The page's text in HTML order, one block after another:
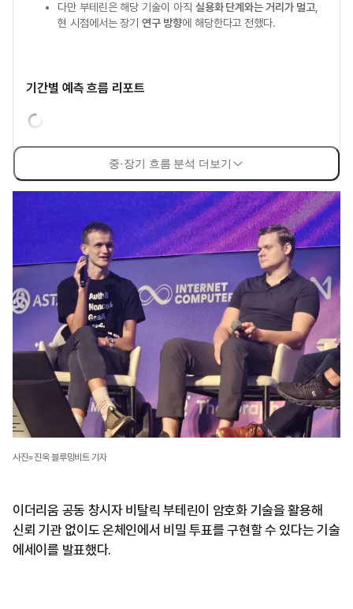
다만 부테린은 해당 기술이 아직 실용화 단계와는 거리가 멀고,
현 시점에서는 장기연구 방향에 해당한다고 전했다.
기간별 예측 흐름 리포트
중·장기 흐름 분석 더보기
사진=진욱 블루밍비트 기자
이더리움 공동 창시자 비탈릭 부테린이 암호화 기술을 활용해
신뢰 기관 없이도 온체인에서 비밀 투표를 구현할 수 있다는 기술
에세이를 발표했다.